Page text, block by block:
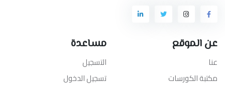
عن الموقع
عنا
مكتبة الكورسات
مساعدة
التسجيل
تسجيل الدخول